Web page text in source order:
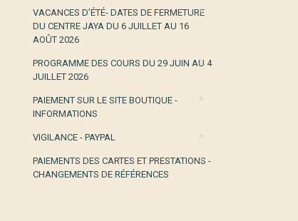
VACANCES D’ÉTÉ- DATES DE FERMETURE
DU CENTRE JAYA DU 6 JUILLET AU 16
AOÛT 2026
PROGRAMME DES COURS DU 29 JUIN AU 4
JUILLET 2026
PAIEMENT SUR LE SITE BOUTIQUE -
INFORMATIONS
VIGILANCE - PAYPAL
PAIEMENTS DES CARTES ET PRESTATIONS -
CHANGEMENTS DE RÉFÉRENCES